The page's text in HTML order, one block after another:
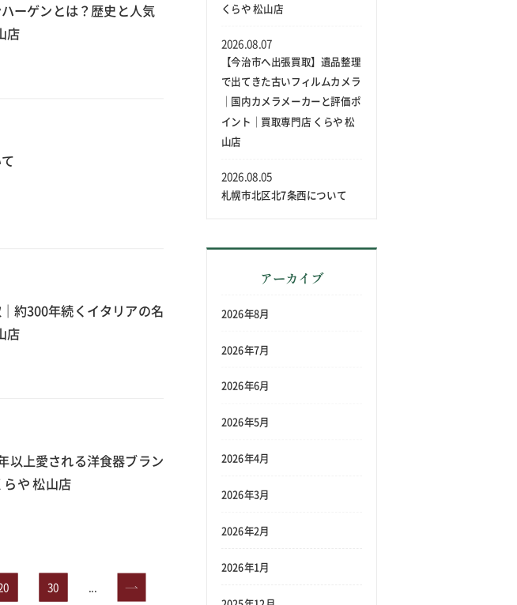
ーゲンとは？歴史と人気
店
約300年続くイタリアの名
店
以上愛される洋食器ブラン
や 松山店
30 »
くらや 松山店
【今治市へ出張買取】遺品整理
で出てきた古いフィルムカメラ
｜国内カメラメーカーと評価ポ
イント｜買取専門店 くらや 松
山店
2026.08.07
札幌市北区北7条西について
2026.08.05
アーカイブ
2026年8月
2026年7月
2026年6月
2026年5月
2026年4月
2026年3月
2026年2月
2026年1月